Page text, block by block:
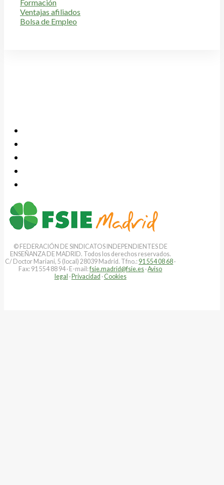
Formación
Ventajas afiliados
Bolsa de Empleo
© FEDERACIÓN DE SINDICATOS INDEPENDIENTES DE
ENSEÑANZA DE MADRID. Todos los derechos reservados.
C/ Doctor Mariani, 5 (local) 28039 Madrid. Tfno.: 91 554 08 68 ·
Fax: 91 554 88 94 · E-mail:fsie.madrid@fsie.es ·Aviso
legal ·Privacidad · Cookies